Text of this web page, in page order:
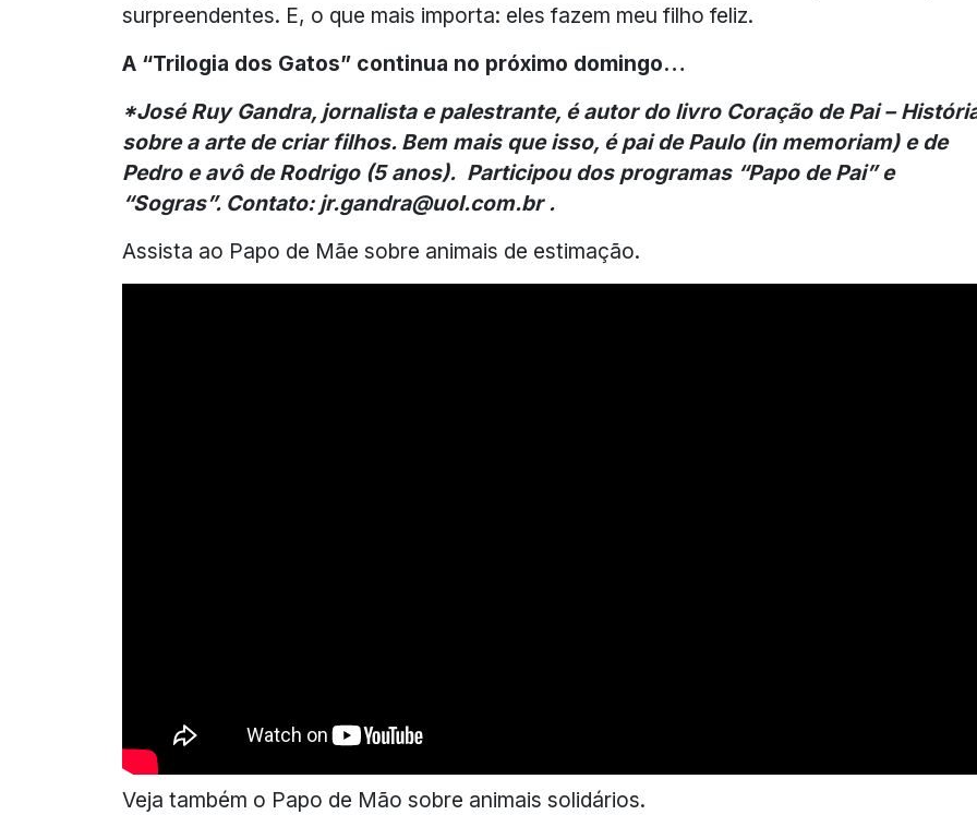
surpreendentes. E, o que mais importa: eles fazem meu filho feliz.
A “Trilogia dos Gatos” continua no próximo domingo…
*José Ruy Gandra, jornalista e palestrante, é autor do livro Coração de Pai –
sobre a arte de criar filhos. Bem mais que isso, é pai de Paulo (in memoriam) e de
Pedro e avô de Rodrigo (5 anos). Participou dos programas “Papo de Pai” e
“Sogras”. Contato: jr.gandra@uol.com.br .
Assista ao Papo de Mãe sobre animais de estimação.
Veja também o Papo de Mão sobre animais solidários.